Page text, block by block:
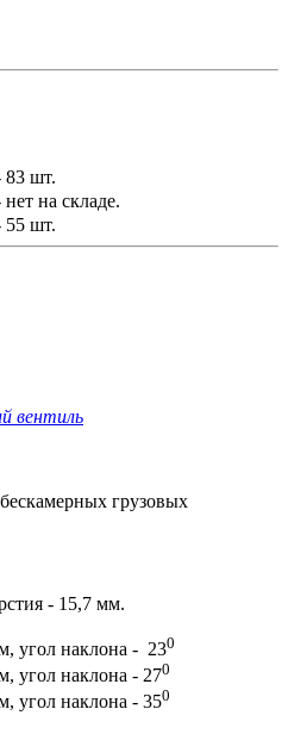
83 шт.
нет на складе.
55 шт.
вентиль
грузовых
- 15,7 мм.
угол наклона - 230
угол наклона - 270
угол наклона - 350